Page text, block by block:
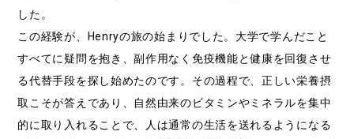
した。
この経験が、Henryの旅の始まりでした。大学で学んだこと
すべてに疑問を抱き、副作用なく免疫機能と健康を回復させ
る代替手段を探し始めたのです。その過程で、正しい栄養摂
取こそが答えであり、自然由来のビタミンやミネラルを集中
的に取り入れることで、人は通常の生活を送れるようになる